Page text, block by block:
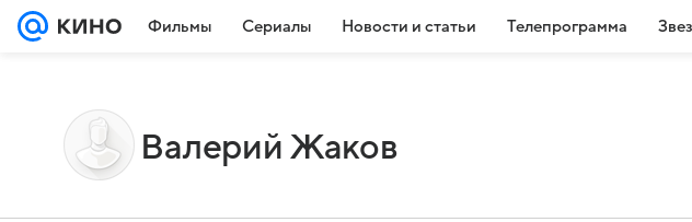
Фильмы Сериалы Новости и статьи Телепрограмма
Валерий Жаков